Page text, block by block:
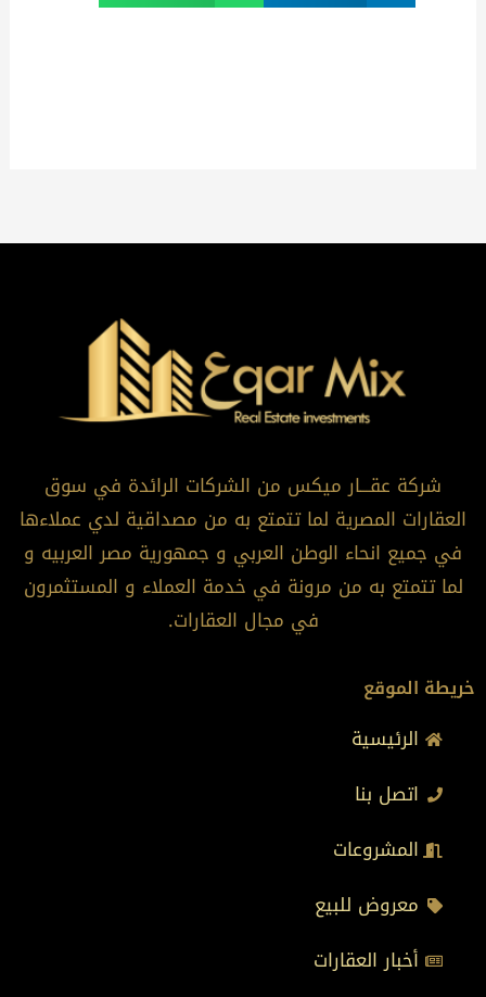
شركة عقـــار ميكس من الشركات الرائدة في سوق
العقارات المصرية لما تتمتع به من مصداقية لدي عملاءها
في جميع انحاء الوطن العربي و جمهورية مصر العربيه و
لما تتمتع به من مرونة في خدمة العملاء و المستثمرون
في مجال العقارات.
خريطة الموقع
الرئيسية
اتصل بنا
المشروعات
معروض للبيع
أخبار العقارات